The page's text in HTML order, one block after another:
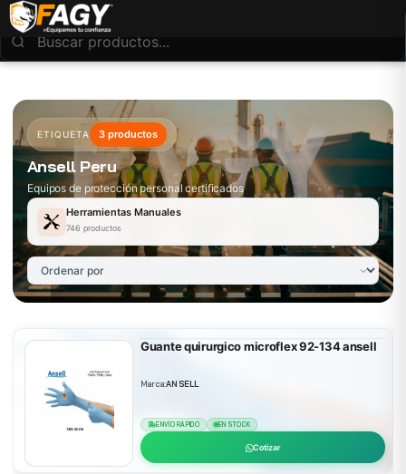
ETIQUETA 3 productos
Ansell Peru
Equipos de protección personal certificados
Herramientas Manuales
746 productos
Guante quirurgico microflex 92-134 ansell
Marca:ANSELL
ENVÍO RÁPIDO EN STOCK
Cotizar